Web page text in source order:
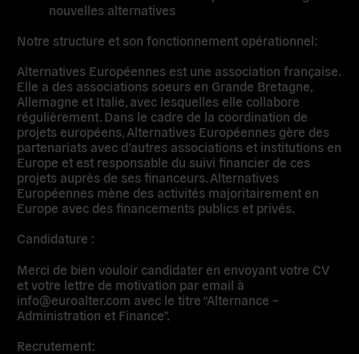
nouvelles alternatives
Notre structure et son fonctionnement opérationnel:
Alternatives Européennes est une association française.
Elle a des associations soeurs en Grande Bretagne,
Allemagne et Italie, avec lesquelles elle collabore
régulièrement. Dans le cadre de la coordination de
projets européens, Alternatives Européennes gère des
partenariats avec d’autres associations et institutions en
Europe et est responsable du suivi financier de ces
projets auprès de ses financeurs. Alternatives
Européennes mène des activités majoritairement en
Europe avec des financements publics et privés.
Candidature :
Merci de bien vouloir candidater en envoyant votre CV
et votre lettre de motivation par email à
info@euroalter.com avec le titre “Alternance –
Administration et Finance”.
Recrutement: